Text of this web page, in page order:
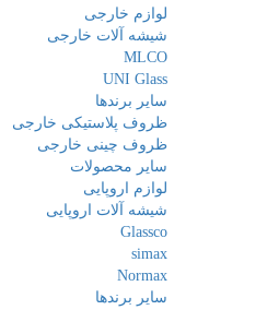
لوازم خارجی
شیشه آلات خارجی
MLCO
UNI Glass
سایر برندها
ظروف پلاستیکی خارجی
ظروف چینی خارجی
سایر محصولات
لوازم اروپایی
شیشه آلات اروپایی
Glassco
simax
Normax
سایر برندها